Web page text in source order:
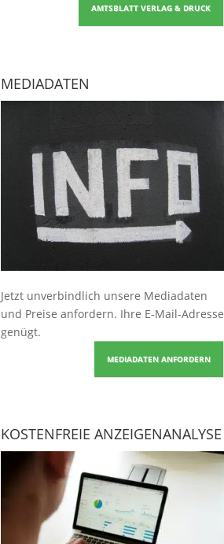
AMTSBLATT VERLAG & DRUCK
MEDIADATEN
Jetzt unverbindlich unsere Mediadaten
und Preise anfordern. Ihre E-Mail-Adresse
genügt.
MEDIADATEN ANFORDERN
KOSTENFREIE ANZEIGENANALYSE